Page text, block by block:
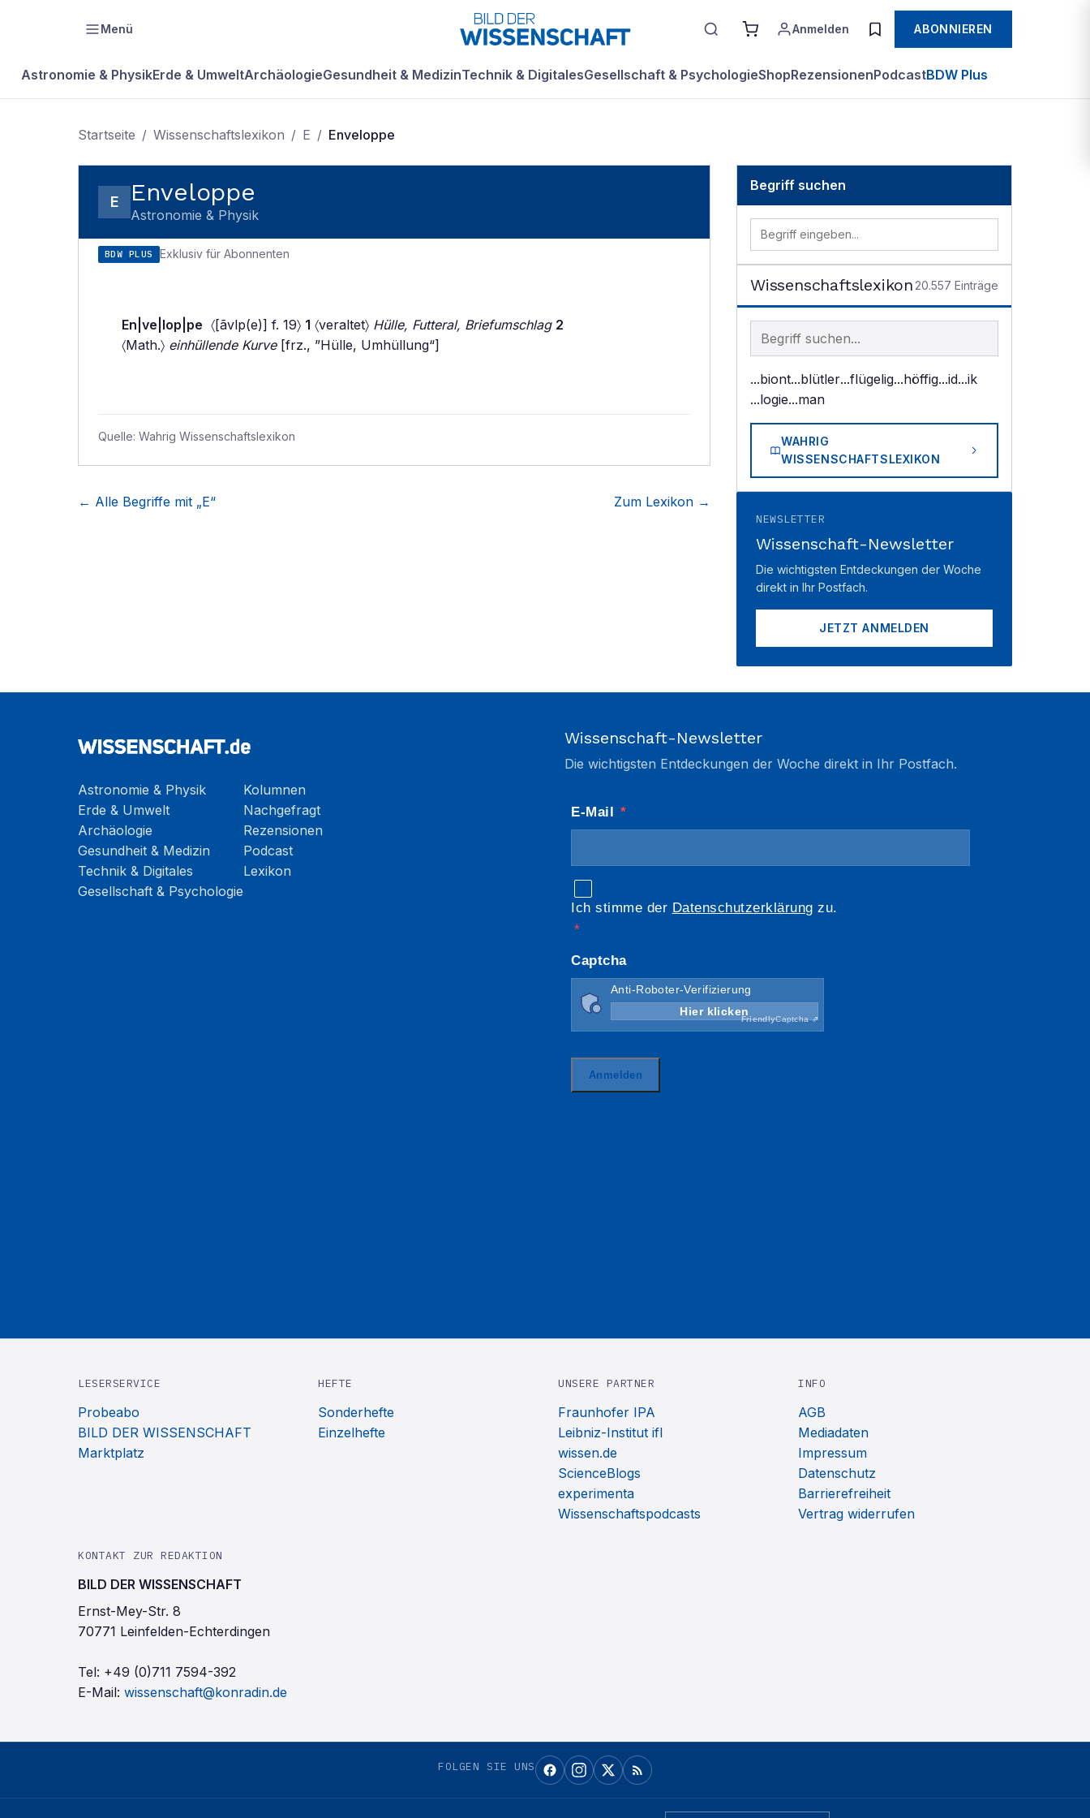
Menü Anmelden ABONNIEREN
Astronomie & PhysikErde & UmweltArchäologieGesundheit & MedizinTechnik & DigitalesGesellschaft & PsychologieShopRezensionenPodcastBDW Plus
Startseite / Wissenschaftslexikon / E / Enveloppe
E Enveloppe
Astronomie & Physik
BDW PLUS Exklusiv für Abonnenten
En|ve|lop|pe 〈[ãvlp(e)] f. 19〉 1 〈veraltet〉 Hülle, Futteral, Briefumschlag 2
〈Math.〉 einhüllende Kurve[frz., ”Hülle, Umhüllung“]
Quelle: Wahrig Wissenschaftslexikon
← Alle Begriffe mit „E“ Zum Lexikon →
Begriff suchen
Wissenschaftslexikon 20.557 Einträge
Begriff im Lexikon suchen
...biont...blütler...flügelig...höffig...id...ik
...logie...man
WAHRIG
WISSENSCHAFTSLEXIKON
NEWSLETTER
Wissenschaft-Newsletter
Die wichtigsten Entdeckungen der Woche
direkt in Ihr Postfach.
JETZT ANMELDEN
Astronomie & Physik
Erde & Umwelt
Archäologie
Gesundheit & Medizin
Technik & Digitales
Gesellschaft & Psychologie
Kolumnen
Nachgefragt
Rezensionen
Podcast
Lexikon
Wissenschaft-Newsletter
Die wichtigsten Entdeckungen der Woche direkt in Ihr Postfach.
LESERSERVICE
Probeabo
BILD DER WISSENSCHAFT
Marktplatz
HEFTE
Sonderhefte
Einzelhefte
UNSERE PARTNER
Fraunhofer IPA
Leibniz-Institut ifl
wissen.de
ScienceBlogs
experimenta
Wissenschaftspodcasts
INFO
AGB
Mediadaten
Impressum
Datenschutz
Barrierefreiheit
Vertrag widerrufen
KONTAKT ZUR REDAKTION
BILD DER WISSENSCHAFT
Ernst-Mey-Str. 8
70771 Leinfelden-Echterdingen
Tel: +49 (0)711 7594-392
E-Mail: wissenschaft@konradin.de
FOLGEN SIE UNS